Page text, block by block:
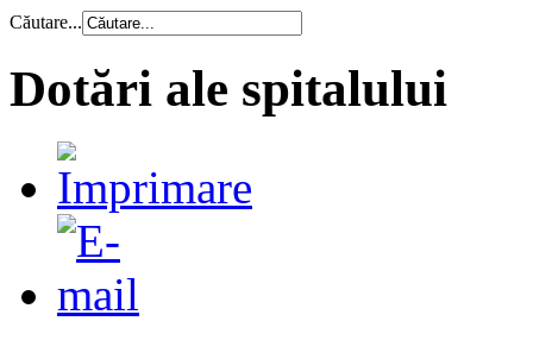
Căutare...
Dotări ale spitalului